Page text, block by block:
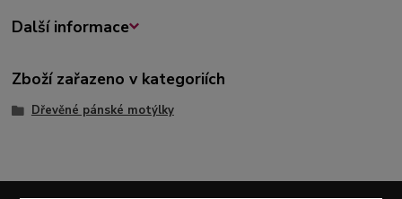
Další informace
Zboží zařazeno v kategoriích
Dřevěné pánské motýlky